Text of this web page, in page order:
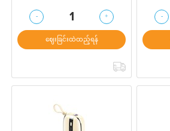
- 1
+
ဈေးခြင်းထဲထည့်ရန်
-